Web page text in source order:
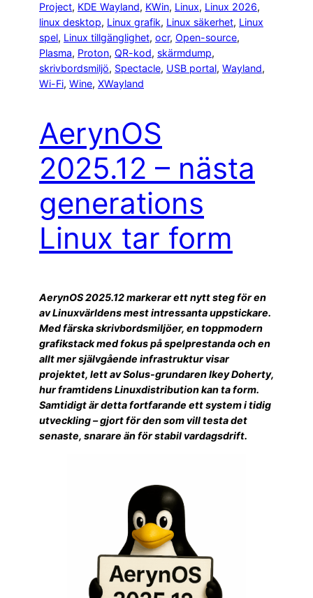
Project, KDE Wayland, KWin, Linux, Linux 2026
linux desktop, Linux grafik, Linux säkerhet, Linux
spel, Linux tillgänglighet, ocr, Open-source
Plasma, Proton, QR-kod, skärmdump
skrivbordsmiljö, Spectacle, USB portal, Wayland
Wi-Fi, Wine, XWayland
AerynOS
2025.12 – nästa
generations
Linux tar form
AerynOS 2025.12 markerar ett nytt steg för en
av Linuxvärldens mest intressanta uppstickare.
Med färska skrivbordsmiljöer, en toppmodern
grafikstack med fokus på spelprestanda och en
allt mer självgående infrastruktur visar
projektet, lett av Solus-grundaren Ikey Doherty,
hur framtidens Linuxdistribution kan ta form.
Samtidigt är detta fortfarande ett system i tidig
utveckling – gjort för den som vill testa det
senaste, snarare än för stabil vardagsdrift.